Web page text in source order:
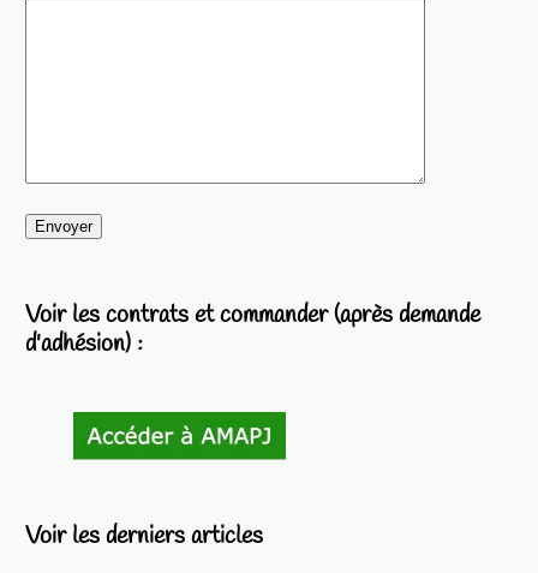
Voir les contrats et commander (après demande
d'adhésion) :
Voir les derniers articles